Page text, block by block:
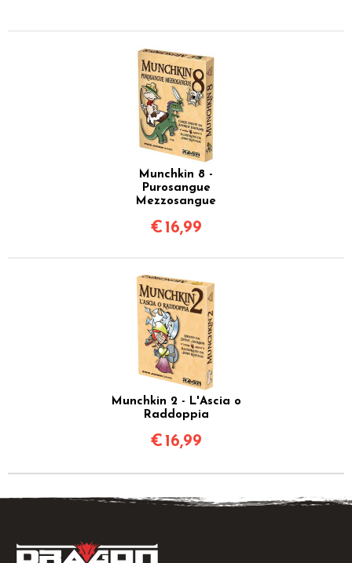
Munchkin 8 -
Purosangue
Mezzosangue
€ 16,99
Munchkin 2 - L'Ascia o
Raddoppia
€ 16,99